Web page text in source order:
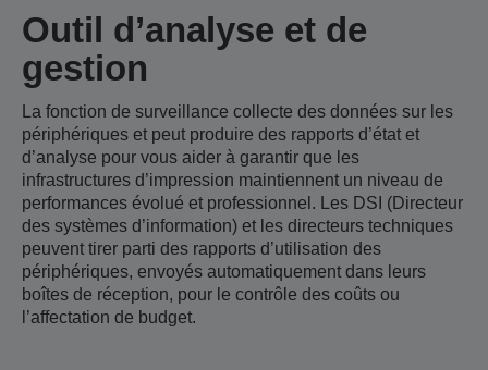
Outil d’analyse et de
gestion
La fonction de surveillance collecte des données sur les
périphériques et peut produire des rapports d’état et
d’analyse pour vous aider à garantir que les
infrastructures d’impression maintiennent un niveau de
performances évolué et professionnel. Les DSI (Directeur
des systèmes d’information) et les directeurs techniques
peuvent tirer parti des rapports d’utilisation des
périphériques, envoyés automatiquement dans leurs
boîtes de réception, pour le contrôle des coûts ou
l’affectation de budget.